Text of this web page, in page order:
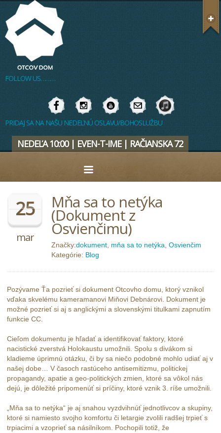
FOLLOW US………
PRIDAJ SA NA NAŠU NEDEĽNÚ OSLAVU/BOHOSLUŽBU
NEDEĽA 10:00 | EVEN-T-IME | RAČIANSKA 72
25
mar
Mňa sa to netýka
(Dokument z
Osvienčimu)
Značky:dokument, mňa sa to netýka, Osvienčim
Kategórie: Blog
Pozývame Ťa pozrieť si dokument Otcovho domu, ktorý vznikol
vďaka skvelému kameramanovi Miňovi Debnárovi. Dokument je
možné pozrieť si aj s anglickými a slovenskými titulkami zapnutím
funkcie CC.
Cieľom dokumentu je hľadať a identifikovať faktory, ktoré
nacistické zverstvá Holokaustu umožnili. Spolu s divákom si
kladieme úprimnú otázku, či by sa niečo podobné mohlo udiať aj v
našej dobe… V časoch rastúceho antisemitizmu, politickej
propagandy, apatie a geo-politických zmien, ktoré sa vôkol nás
dejú, je dôležité pripomenúť si príčiny, ktoré vznik 3. ríše umožnili.
„Mňa sa to netýka“ je aj snahou vyzdvihnúť jednotlivcov a skupiny,
ktoré si namiesto svojho komfortu či letargie zvolili radšej trpieť s
trpiacimi a vzoprieť sa násilníkom. Pochopili totiž, že